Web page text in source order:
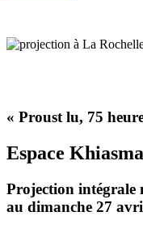
« Proust lu, 75
Espace Khiasma
Projection intégrale
au dimanche 27